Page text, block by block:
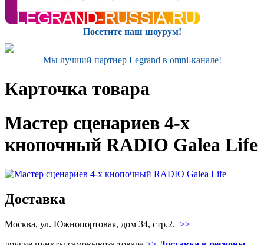
Посетите наш шоурум!
Мы лучший партнер Legrand в omni-канале!
Карточка товара
Мастер сценариев 4-х
кнопочный RADIO Galea Life
Доставка
Москва, ул. Южнопортовая, дом 34, стр.2. >>